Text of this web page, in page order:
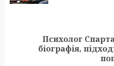
Психолог
біографія,